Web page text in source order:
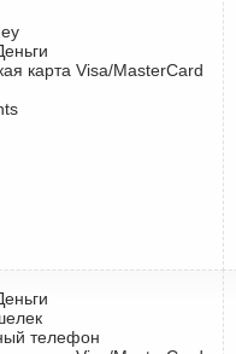
карта Visa/MasterCard
телефон